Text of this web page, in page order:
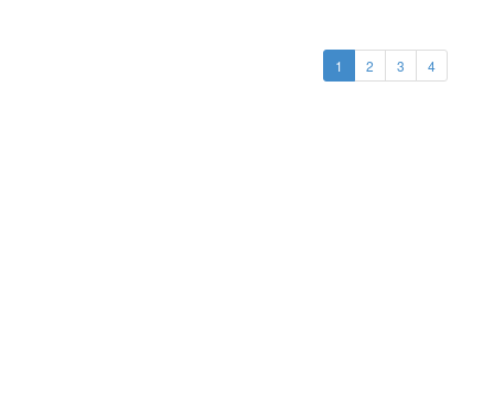
1 (current)
2(current)
3(current)
4(current)